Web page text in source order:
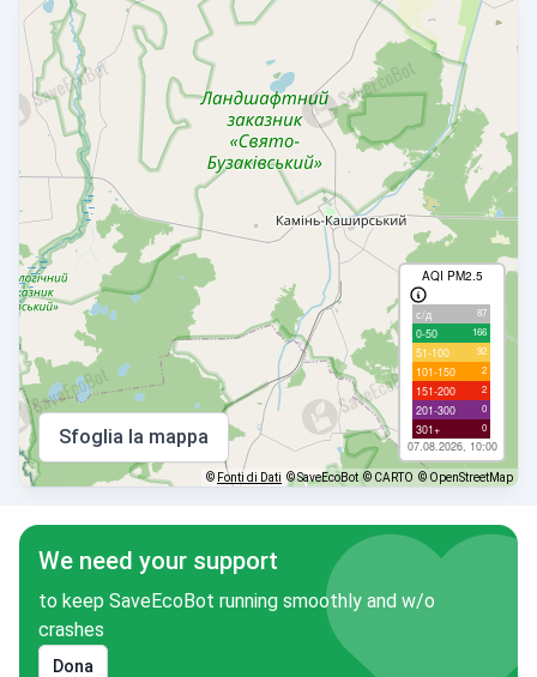
AQI PM2.5
с/д 87
0-50 166
51-100 92
101-150 2
151-200 2
201-300 0
301+ 0
07.08.2026, 10:00
Sfoglia la mappa
© Fonti di Dati © SaveEcoBot © CARTO © OpenStreetMap
We need your support
to keep SaveEcoBot running smoothly and w/o
crashes
Dona